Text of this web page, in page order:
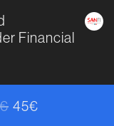
Financial
€ El precio
45€
El precio actual